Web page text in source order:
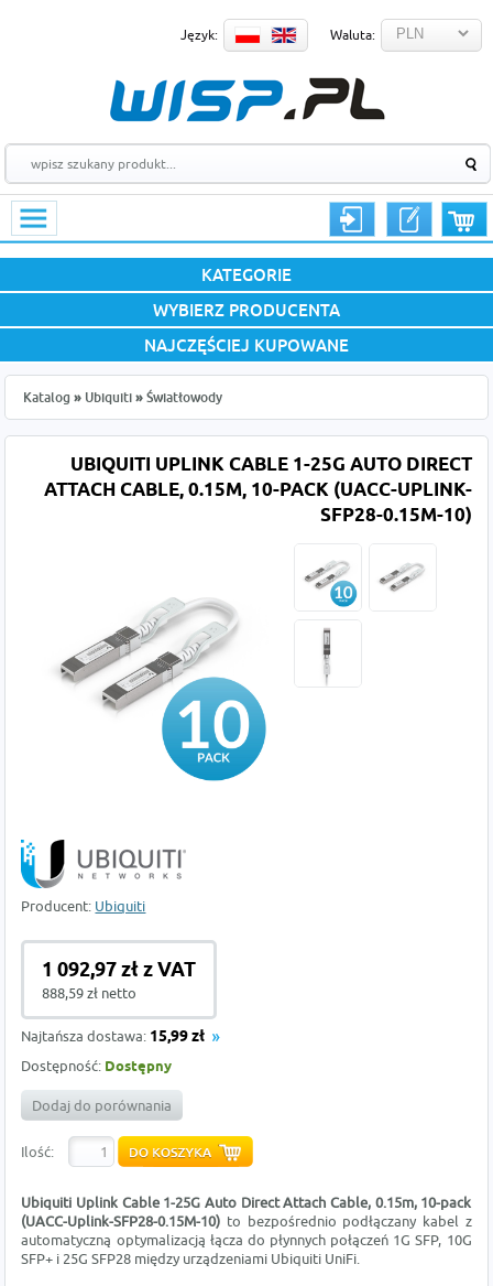
Język: Waluta:
KATEGORIE
WYBIERZ PRODUCENTA
NAJCZĘŚCIEJ KUPOWANE
Katalog » Ubiquiti » Światłowody
UBIQUITI UPLINK CABLE 1-25G AUTO DIRECT
ATTACH CABLE, 0.15M, 10-PACK (UACC-UPLINK-
SFP28-0.15M-10)
Producent: Ubiquiti
1 092,97 zł z VAT
888,59 zł netto
Najtańsza dostawa: 15,99 zł
Dostępność: Dostępny
Dodaj do porównania
Ilość:
Ubiquiti Uplink Cable 1-25G Auto Direct Attach Cable, 0.15m, 10-pack
(UACC-Uplink-SFP28-0.15M-10) to bezpośrednio podłączany kabel z
automatyczną optymalizacją łącza do płynnych połączeń 1G SFP, 10G
SFP+ i 25G SFP28 między urządzeniami Ubiquiti UniFi.